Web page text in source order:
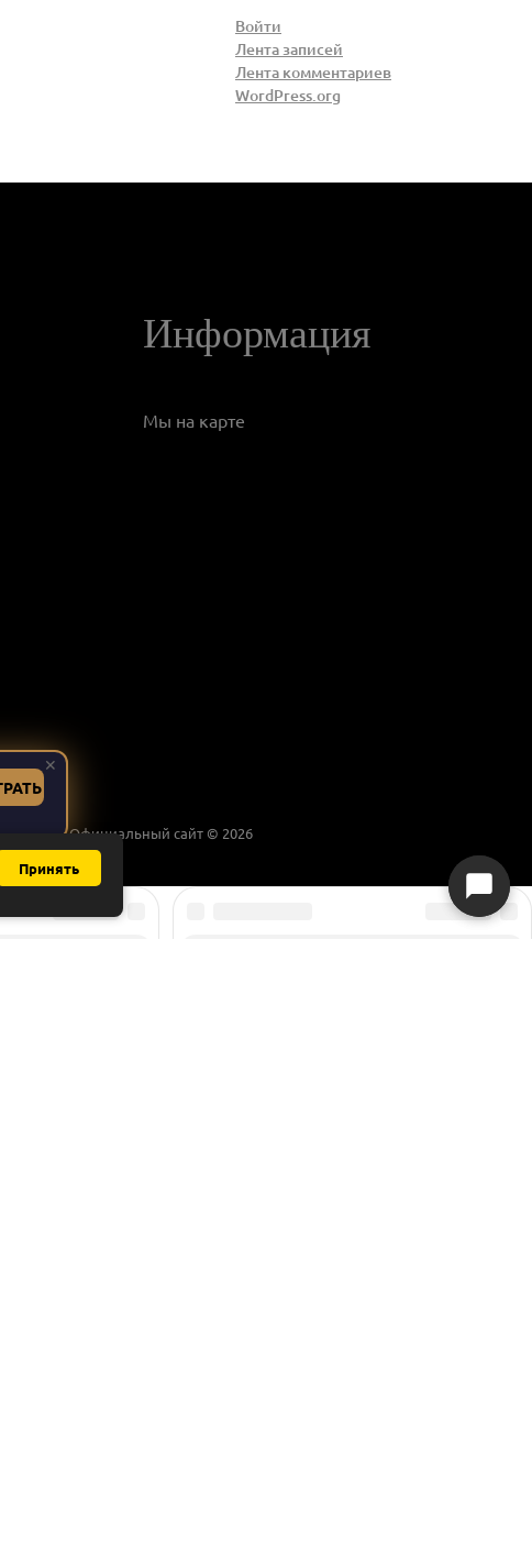
Войти
Лента записей
Лента комментариев
WordPress.org
Информация
Мы на карте
Официальный сайт © 2026
Принять
✕